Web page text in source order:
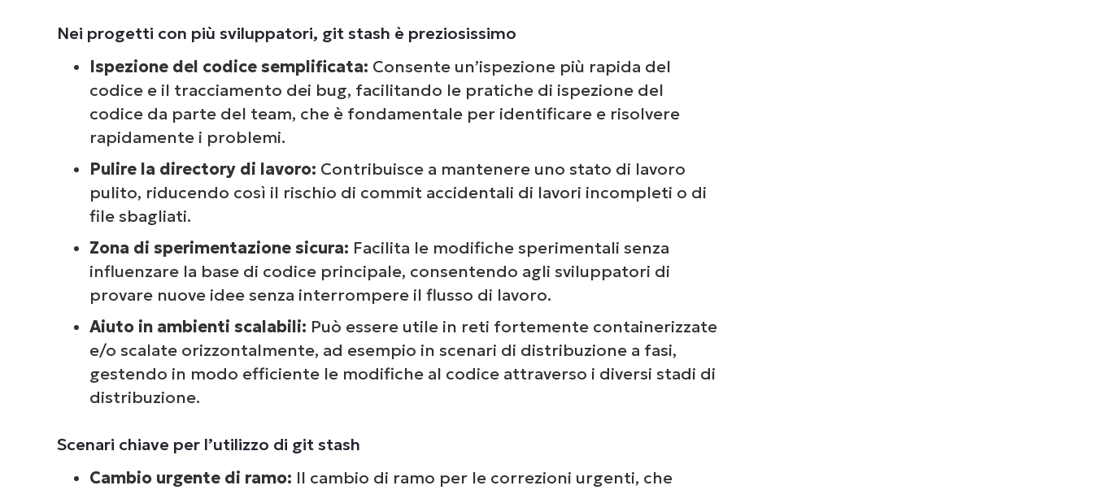
Nei progetti con più sviluppatori, git stash è preziosissimo
Ispezione del codice semplificata: Consente un’ispezione più rapida del
codice e il tracciamento dei bug, facilitando le pratiche di ispezione del
codice da parte del team, che è fondamentale per identificare e risolvere
rapidamente i problemi.
Pulire la directory di lavoro: Contribuisce a mantenere uno stato di lavoro
pulito, riducendo così il rischio di commit accidentali di lavori incompleti o di
file sbagliati.
Zona di sperimentazione sicura: Facilita le modifiche sperimentali senza
influenzare la base di codice principale, consentendo agli sviluppatori di
provare nuove idee senza interrompere il flusso di lavoro.
Aiuto in ambienti scalabili: Può essere utile in reti fortemente containerizzate
e/o scalate orizzontalmente, ad esempio in scenari di distribuzione a fasi,
gestendo in modo efficiente le modifiche al codice attraverso i diversi stadi di
distribuzione.
Scenari chiave per l’utilizzo di git stash
Cambio urgente di ramo: Il cambio di ramo per le correzioni urgenti, che
Scopri le demo